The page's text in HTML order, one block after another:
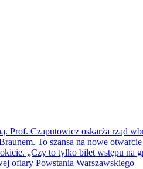
Prof. Czaputowicz oskarża rząd
To szansa na nowe otwarcie
„Czy to tylko bilet wstępu na
ofiary Powstania Warszawskiego